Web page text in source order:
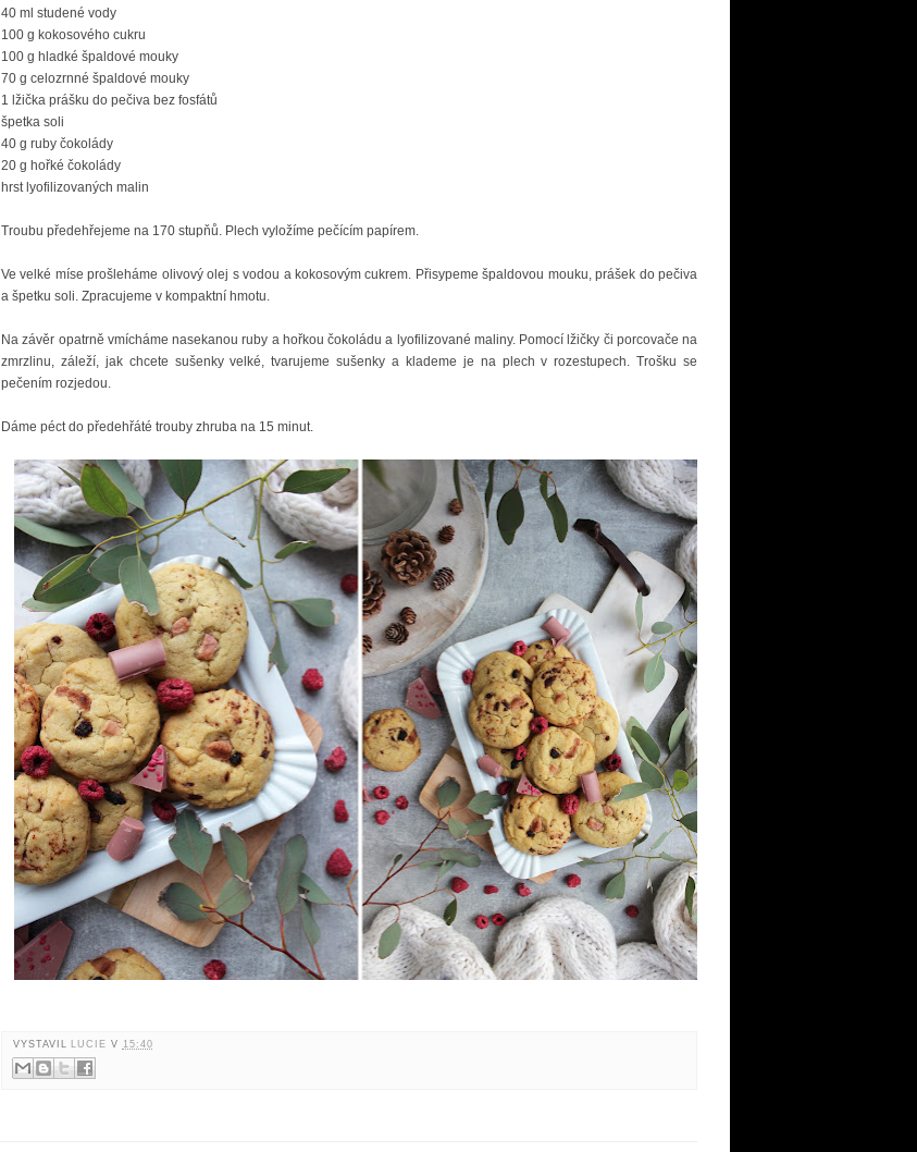
40 ml studené vody
100 g kokosového cukru
100 g hladké špaldové mouky
70 g celozrnné špaldové mouky
1 lžička prášku do pečiva bez fosfátů
špetka soli
40 g ruby čokolády
20 g hořké čokolády
hrst lyofilizovaných malin
Troubu předehřejeme na 170 stupňů. Plech vyložíme pečícím papírem.
Ve velké míse prošleháme olivový olej s vodou a kokosovým cukrem. Přisypeme špaldovou mouku, prášek do pečiva
a špetku soli. Zpracujeme v kompaktní hmotu.
Na závěr opatrně vmícháme nasekanou ruby a hořkou čokoládu a lyofilizované maliny. Pomocí lžičky či porcovače na
zmrzlinu, záleží, jak chcete sušenky velké, tvarujeme sušenky a klademe je na plech v rozestupech. Trošku se
pečením rozjedou.
Dáme péct do předehřáté trouby zhruba na 15 minut.
VYSTAVIL LUCIEV 15:40